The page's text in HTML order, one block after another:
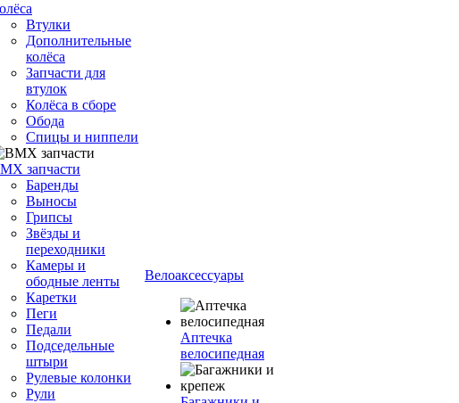
Втулки
Дополнительные
колёса
Запчасти для
втулок
Колёса в сборе
Обода
Спицы и ниппели
запчасти
Баренды
Выносы
Грипсы
Звёзды и
переходники
Камеры и
ободные ленты
Каретки
Пеги
Педали
Подседельные
штыри
Рулевые колонки
Рули
Велоаксессуары
Аптечка
велосипедная